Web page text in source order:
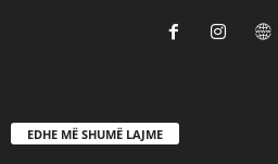
EDHE MË SHUMË LAJME